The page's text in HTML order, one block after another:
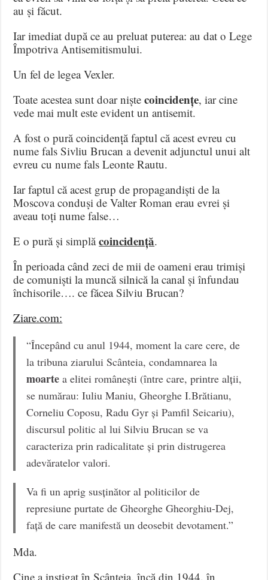
au și făcut.
Iar imediat după ce au preluat puterea: au dat o Lege
Împotriva Antisemitismului.
Un fel de legea Vexler.
Toate acestea sunt doar niștecoincidențe, iar cine
vede mai mult este evident un antisemit.
A fost o pură coincidență faptul că acest evreu cu
nume fals Sivliu Brucan a devenit adjunctul unui alt
evreu cu nume fals Leonte Rautu.
Iar faptul că acest grup de propagandiști de la
Moscova conduși de Valter Roman erau evrei și
aveau toți nume false…
E o pură și simplăcoincidență.
În perioada când zeci de mii de oameni erau trimiși
de comuniști la muncă silnică la canal și înfundau
închisorile…. ce făcea Silviu Brucan?
Ziare.com:
“Începând cu anul 1944, moment la care cere, de
la tribuna ziarului Scânteia, condamnarea la
moarte a elitei românești (între care, printre alții,
se numărau: Iuliu Maniu, Gheorghe I.Brătianu,
Corneliu Coposu, Radu Gyr și Pamfil Seicariu),
discursul politic al lui Silviu Brucan se va
caracteriza prin radicalitate și prin distrugerea
adevăratelor valori.
Va fi un aprig susținător al politicilor de
represiune purtate de Gheorghe Gheorghiu-Dej,
față de care manifestă un deosebit devotament.”
Mda.
Cine a instigat în Scânteia, încă din 1944, în